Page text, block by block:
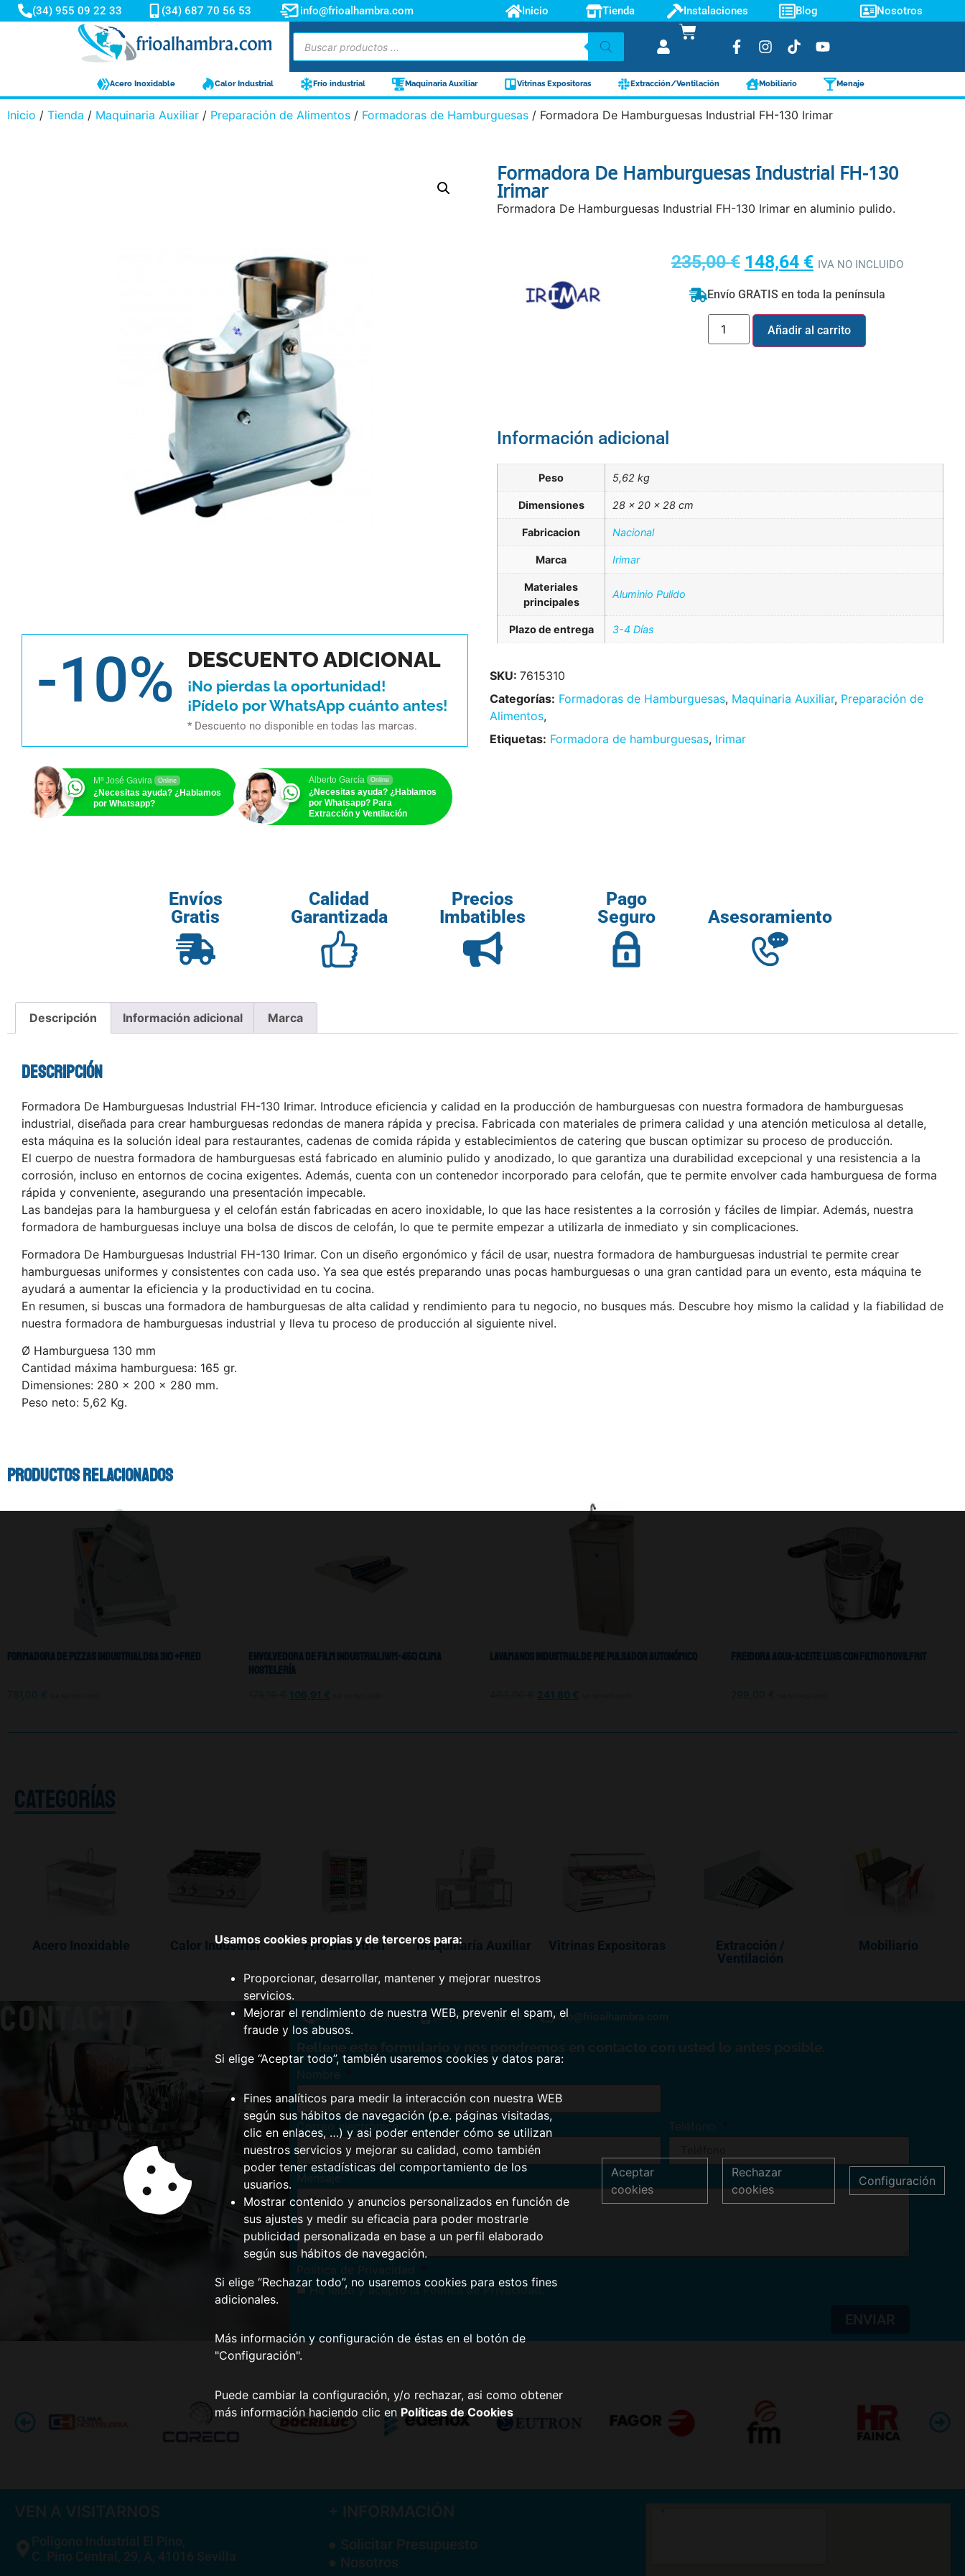
(34) 955 09 22 33 (34) 687 70 56 53 info@frioalhambra.com Inicio Tienda Instalaciones Blog Nosotros
Acero Inoxidable Calor Industrial Frío industrial Maquinaria Auxiliar Vitrinas Expositoras Extracción/Ventilación Mobiliario Menaje
Inicio / Tienda / Maquinaria Auxiliar / Preparación de Alimentos / Formadoras de Hamburguesas / Formadora De Hamburguesas Industrial FH-130 Irimar
-10% DESCUENTO ADICIONAL
¡No pierdas la oportunidad!
¡Pídelo por WhatsApp cuánto antes!
* Descuento no disponible en todas las marcas.
Mª José Gavira Online
¿Necesitas ayuda? ¿Hablamos
por Whatsapp?
Alberto García Online
¿Necesitas ayuda? ¿Hablamos
por Whatsapp? Para
Extracción y Ventilación
Formadora De Hamburguesas Industrial FH-130
Irimar
Formadora De Hamburguesas Industrial FH-130 Irimar en aluminio pulido.
235,00€ 148,64 € IVA NO INCLUIDO
Envío GRATIS en toda la península
Añadir al carrito
Información adicional
Peso 5,62 kg
Dimensiones 28 × 20 × 28 cm
Fabricacion Nacional
Marca Irimar
Materiales
principales
Aluminio Pulido
Plazo de entrega 3-4 Días
SKU: 7615310
Categorías: Formadoras de Hamburguesas, Maquinaria Auxiliar, Preparación de
Alimentos,
Etiquetas: Formadora de hamburguesas, Irimar
Envíos
Gratis
Calidad
Garantizada
Precios
Imbatibles
Pago
Seguro
Asesoramiento
Descripción Información adicional Marca
Descripción
Formadora De Hamburguesas Industrial FH-130 Irimar. Introduce eficiencia y calidad en la producción de hamburguesas con nuestra formadora de hamburguesas
industrial, diseñada para crear hamburguesas redondas de manera rápida y precisa. Fabricada con materiales de primera calidad y una atención meticulosa al detalle,
esta máquina es la solución ideal para restaurantes, cadenas de comida rápida y establecimientos de catering que buscan optimizar su proceso de producción.
El cuerpo de nuestra formadora de hamburguesas está fabricado en aluminio pulido y anodizado, lo que garantiza una durabilidad excepcional y una resistencia a la
corrosión, incluso en entornos de cocina exigentes. Además, cuenta con un contenedor incorporado para celofán, que te permite envolver cada hamburguesa de forma
rápida y conveniente, asegurando una presentación impecable.
Las bandejas para la hamburguesa y el celofán están fabricadas en acero inoxidable, lo que las hace resistentes a la corrosión y fáciles de limpiar. Además, nuestra
formadora de hamburguesas incluye una bolsa de discos de celofán, lo que te permite empezar a utilizarla de inmediato y sin complicaciones.
Formadora De Hamburguesas Industrial FH-130 Irimar. Con un diseño ergonómico y fácil de usar, nuestra formadora de hamburguesas industrial te permite crear
hamburguesas uniformes y consistentes con cada uso. Ya sea que estés preparando unas pocas hamburguesas o una gran cantidad para un evento, esta máquina te
ayudará a aumentar la eficiencia y la productividad en tu cocina.
En resumen, si buscas una formadora de hamburguesas de alta calidad y rendimiento para tu negocio, no busques más. Descubre hoy mismo la calidad y la fiabilidad de
nuestra formadora de hamburguesas industrial y lleva tu proceso de producción al siguiente nivel.
Ø Hamburguesa 130 mm
Cantidad máxima hamburguesa: 165 gr.
Dimensiones: 280 x 200 x 280 mm.
Peso neto: 5,62 Kg.
Productos relacionados
Formadora De Pizzas Industrial DSA 310 +Fred
781,00 €
Envolvedora De Film Industrial IWM-450 Clima
Hostelería
106,91 €
Lavamanos Industrial De Pie Pulsador Autonómico
241,80 €
Freidora Agua-Aceite Lux5 Con Filtro Movilfrit
299,00 €
CATEGORÍAS
Acero Inoxidable Calor Industrial Frio Industrial Maquinaría Auxiliar Vitrinas Expositoras
Extracción /
Ventilación
Mobiliario
CONTACTO (34) 955 09 22 33 (34) 687 70 56 53 info@frioalhambra.com
Rellene este formulario y nos pondremos en contacto con usted lo antes posible.
Nombre
Correo electrónico Teléfono
Mensaje
Política de Privacidad
He leído y acepto la Política de Privacidad.
ENVIAR
VEN A VISITARNOS
Poligono Industrial El Pino,
C. Pino Central, 29, A, 41016 Sevilla
+ INFORMACIÓN
● Solicitar Presupuesto
● Nosotros
Usamos cookies propias y de terceros para:
Proporcionar, desarrollar, mantener y mejorar nuestros
servicios.
Mejorar el rendimiento de nuestra WEB, prevenir el spam, el
fraude y los abusos.
Si elige “Aceptar todo”, también usaremos cookies y datos para:
Fines analíticos para medir la interacción con nuestra WEB
según sus hábitos de navegación (p.e. páginas visitadas,
clic en enlaces, …) y asi poder entender cómo se utilizan
nuestros servicios y mejorar su calidad, como también
poder tener estadísticas del comportamiento de los
usuarios.
Mostrar contenido y anuncios personalizados en función de
sus ajustes y medir su eficacia para poder mostrarle
publicidad personalizada en base a un perfil elaborado
según sus hábitos de navegación.
Si elige “Rechazar todo”, no usaremos cookies para estos fines
adicionales.
Más información y configuración de éstas en el botón de
"Configuración".
Puede cambiar la configuración, y/o rechazar, asi como obtener
más información haciendo clic en Políticas de Cookies
Aceptar
cookies
Rechazar
cookies
Configuración